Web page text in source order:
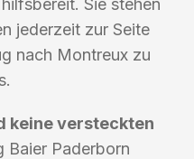
Sie stehen
jederzeit zur Seite
nach Montreux zu
keine versteckten
Baier Paderborn